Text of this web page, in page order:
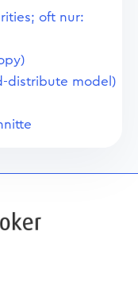
oft nur:
distribute model)